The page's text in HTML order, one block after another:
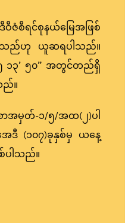
စီရင်စုနယ်မြေအဖြစ်
သည်ဟု ယူဆရပါသည်။
၅ ၁၃’ ၅၀” အတွင်တည်ရှိ
ည်။
ာအမှတ်-၁/၅/အထ(၂)ပါ
ဒီ (၁၀၇)ခုနှစ်မှ ယနေ့
ပါသည်။